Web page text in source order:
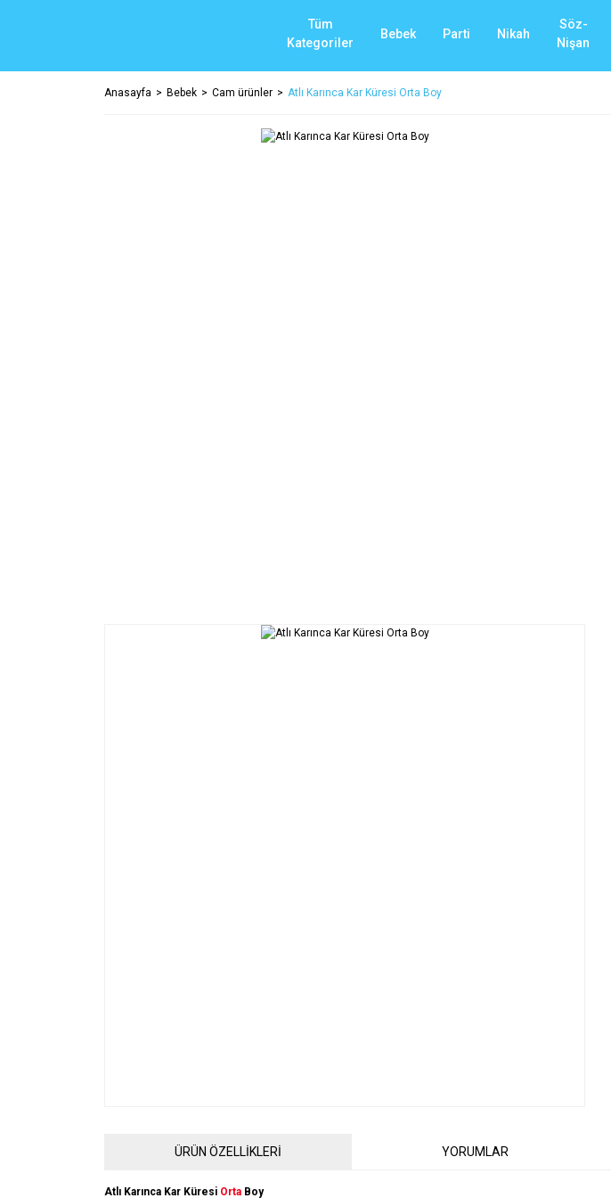
Tüm
Kategoriler
Bebek Parti Nikah
Söz-
Nişan
Anasayfa Bebek Cam ürünler Atlı Karınca Kar Küresi Orta Boy
ÜRÜN ÖZELLİKLERİ YORUMLAR
Atlı Karınca Kar Küresi Orta Boy